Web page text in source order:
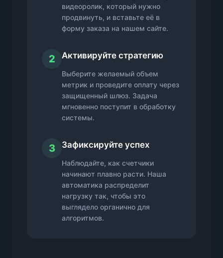
видеоролик, который нужно
продвинуть, и вставьте её в
форму заказа на нашем сайте.
2 Активируйте стратегию
Выберите желаемый объем
метрик и проведите оплату через
защищенный шлюз. Задача
мгновенно поступит в обработку
системы.
3 Зафиксируйте успех
Наблюдайте, как счетчики
начинают плавно расти. Наша
автоматика распределит
нагрузку так, чтобы это
выглядело органично для
алгоритмов.